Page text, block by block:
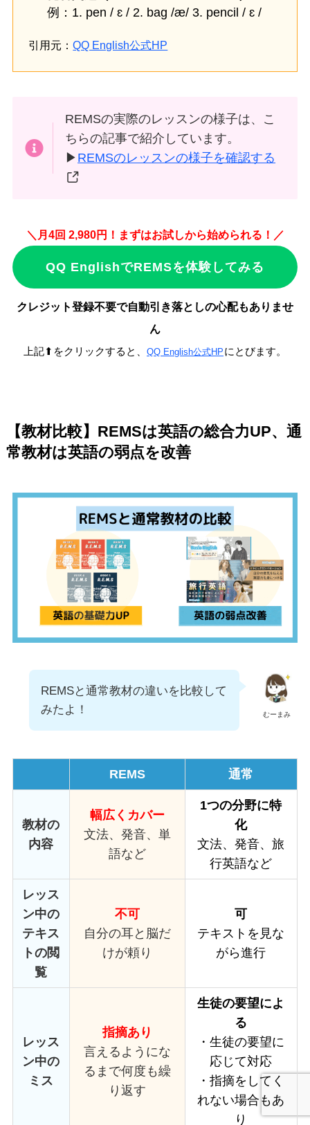
例：1. pen / ɛ / 2. bag /æ/ 3. pencil / ɛ /
引用元：QQ English公式HP
REMSの実際のレッスンの様子は、こ
ちらの記事で紹介しています。
▶ REMSのレッスンの様子を確認する
＼月4回 2,980円！まずはお試しから始められる！／
QQ EnglishでREMSを体験してみる
クレジット登録不要で自動引き落としの心配もありませ
ん
上記⬆をクリックすると、 QQ English公式HP にとびます。
【教材比較】REMSは英語の総合力UP、通
常教材は英語の弱点を改善
むーまみ
REMSと通常教材の違いを比較して
みたよ！
REMS 通常
教材の
内容
幅広くカバー
文法、発音、単
語など
1つの分野に特
化
文法、発音、旅
行英語など
レッス
ン中の
テキス
トの閲
覧
不可
自分の耳と脳だ
けが頼り
可
テキストを見な
がら進行
レッス
ン中の
ミス
指摘あり
言えるようにな
るまで何度も繰
り返す
生徒の要望によ
る
・生徒の要望に
応じて対応
・指摘をしてく
れない場合もあ
り